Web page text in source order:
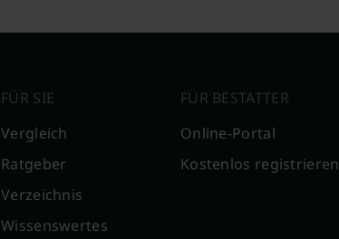
FÜR SIE
Vergleich
Ratgeber
Verzeichnis
Wissenswertes
FÜR BESTATTER
Online-Portal
Kostenlos registrieren